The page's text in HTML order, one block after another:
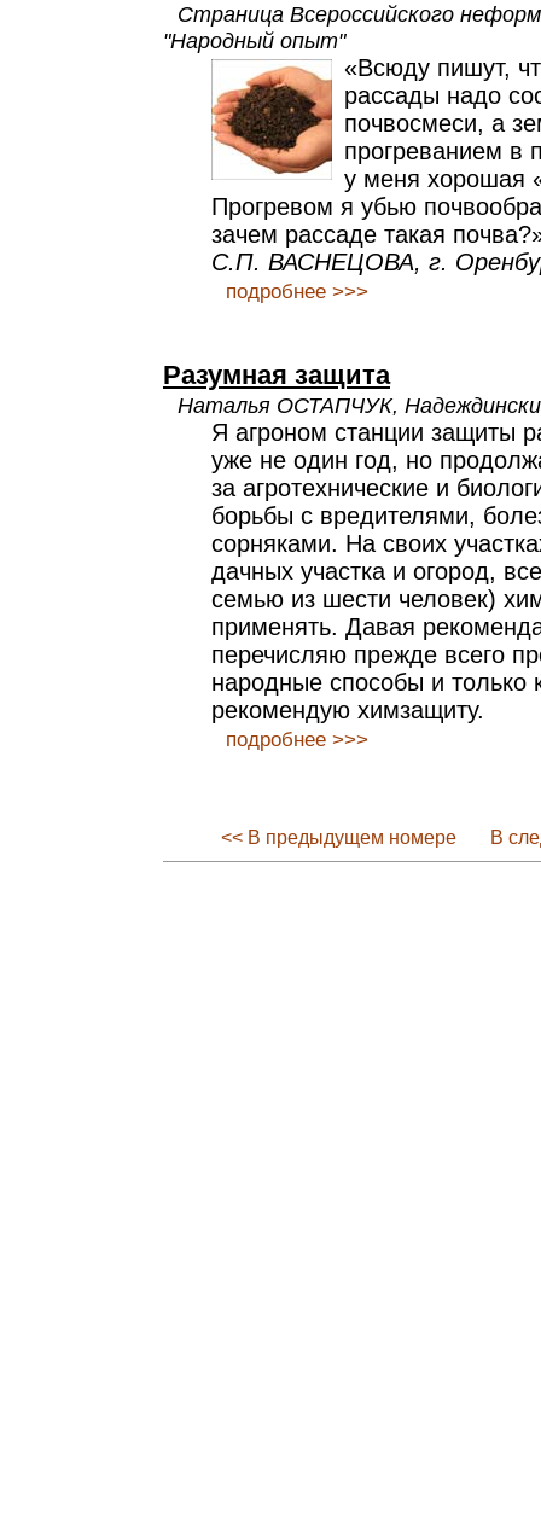
Страница Всероссийского
"Народный опыт"
«Всюду пишут,
рассады надо
почвосмеси, а
прогреванием в
у меня хорошая
Прогревом я убью
зачем рассаде такая
С.П. ВАСНЕЦОВА, г.
подробнее >>>
Разумная защита
Наталья ОСТАПЧУК,
Я агроном станции защиты
уже не один год, но
за агротехнические и
борьбы с вредителями,
сорняками. На своих
дачных участка и огород,
семью из шести человек)
применять. Давая
перечисляю прежде всего
народные способы и только
рекомендую химзащиту.
подробнее >>>
<< В предыдущем номере В